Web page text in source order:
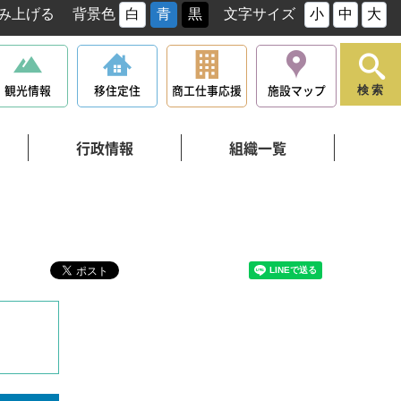
上げる 背景色 白 青 黒 文字サイズ 小 中 大
観光情報 移住定住 商工仕事応援 施設マップ
行政情報 組織一覧
検索